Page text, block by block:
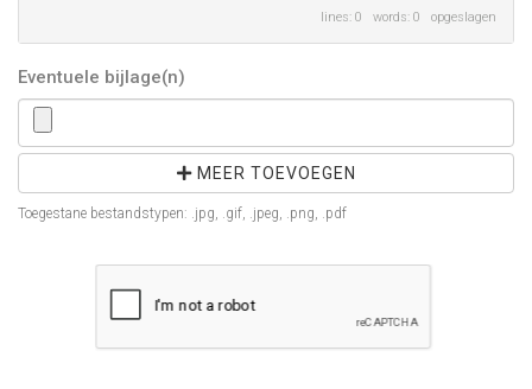
lines: 0 words: 0 opgeslagen
Eventuele bijlage(n)
MEER TOEVOEGEN
Toegestane bestandstypen: .jpg, .gif, .jpeg, .png, .pdf